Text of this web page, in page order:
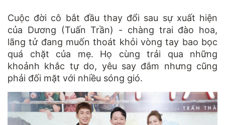
Cuộc đời cô bắt đầu thay đổi sau sự xuất hiện
của Dương (Tuấn Trần) - chàng trai đào hoa,
lãng tử đang muốn thoát khỏi vòng tay bao bọc
quá chặt của mẹ. Họ cùng trải qua những
khoảnh khắc tự do, yêu say đắm nhưng cũng
phải đối mặt với nhiều sóng gió.